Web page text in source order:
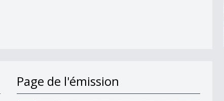
Page de l'émission